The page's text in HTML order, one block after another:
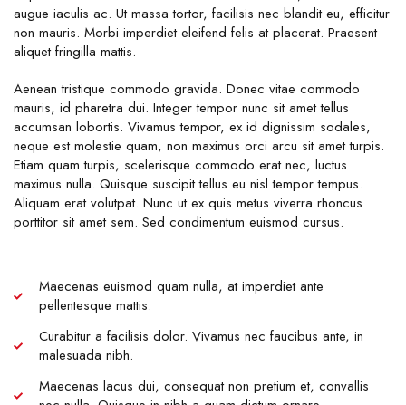
augue iaculis ac. Ut massa tortor, facilisis nec blandit eu, efficitur
non mauris. Morbi imperdiet eleifend felis at placerat. Praesent
aliquet fringilla mattis.
Aenean tristique commodo gravida. Donec vitae commodo
mauris, id pharetra dui. Integer tempor nunc sit amet tellus
accumsan lobortis. Vivamus tempor, ex id dignissim sodales,
neque est molestie quam, non maximus orci arcu sit amet turpis.
Etiam quam turpis, scelerisque commodo erat nec, luctus
maximus nulla. Quisque suscipit tellus eu nisl tempor tempus.
Aliquam erat volutpat. Nunc ut ex quis metus viverra rhoncus
porttitor sit amet sem. Sed condimentum euismod cursus.
Maecenas euismod quam nulla, at imperdiet ante
pellentesque mattis.
Curabitur a facilisis dolor. Vivamus nec faucibus ante, in
malesuada nibh.
Maecenas lacus dui, consequat non pretium et, convallis